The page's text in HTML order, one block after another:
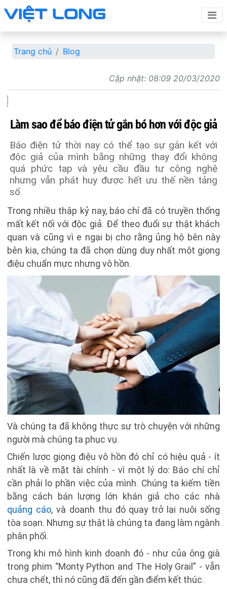
Trang chủ Blog
Cập nhật: 08:09 20/03/2020
Làm sao để báo điện tử gắn bó hơn với độc giả
Báo điện tử thời nay có thể tạo sự gắn kết với
độc giả của mình bằng những thay đổi không
quá phức tạp và yêu cầu đầu tư công nghệ
nhưng vẫn phát huy được hết ưu thế nền tảng
số.
Trong nhiều thập kỷ nay, báo chí đã có truyền thống
mất kết nối với độc giả. Để theo đuổi sự thật khách
quan và cũng vì e ngại bị cho rằng ủng hộ bên này
bên kia, chúng ta đã chọn dùng duy nhất một giọng
điệu chuẩn mực nhưng vô hồn.
Và chúng ta đã không thực sự trò chuyện với những
người mà chúng ta phục vụ.
Chiến lược giọng điệu vô hồn đó chỉ có hiệu quả - ít
nhất là về mặt tài chính - vì một lý do: Báo chí chỉ
cần phải lo phần việc của mình. Chúng ta kiếm tiền
bằng cách bán lượng lớn khán giả cho các nhà
quảng cáo, và doanh thu đó quay trở lại nuôi sống
tòa soạn. Nhưng sự thật là chúng ta đang làm ngành
phân phối.
Trong khi mô hình kinh doanh đó - như của ông già
trong phim “Monty Python and The Holy Grail” - vẫn
chưa chết, thì nó cũng đã đến gần điểm kết thúc.